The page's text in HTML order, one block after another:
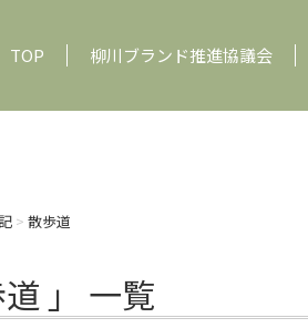
TOP 柳川ブランド推進協議会
> 散歩道
道 」 一覧